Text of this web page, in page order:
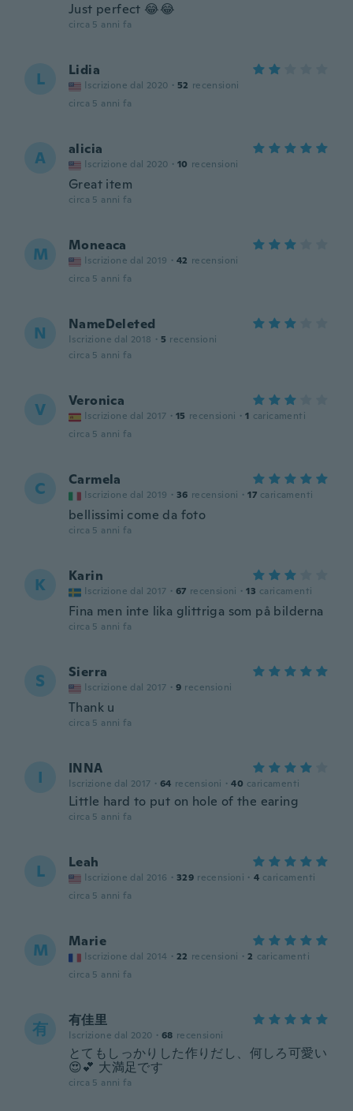
Just perfect 😂😂
circa 5 anni fa
L Lidia
Iscrizione dal 2020 · 52 recensioni
circa 5 anni fa
A alicia
Iscrizione dal 2020 · 10 recensioni
Great item
circa 5 anni fa
M Moneaca
Iscrizione dal 2019 · 42 recensioni
circa 5 anni fa
N NameDeleted
Iscrizione dal 2018 · 5 recensioni
circa 5 anni fa
V Veronica
Iscrizione dal 2017 · 15 recensioni · 1 caricamenti
circa 5 anni fa
C Carmela
Iscrizione dal 2019 · 36 recensioni · 17 caricamenti
bellissimi come da foto
circa 5 anni fa
K Karin
Iscrizione dal 2017 · 67 recensioni · 13 caricamenti
Fina men inte lika glittriga som på bilderna
circa 5 anni fa
S Sierra
Iscrizione dal 2017 · 9 recensioni
Thank u
circa 5 anni fa
I INNA
Iscrizione dal 2017 · 64 recensioni · 40 caricamenti
Little hard to put on hole of the earing
circa 5 anni fa
L Leah
Iscrizione dal 2016 · 329 recensioni · 4 caricamenti
circa 5 anni fa
M Marie
Iscrizione dal 2014 · 22 recensioni · 2 caricamenti
circa 5 anni fa
有 有佳里
Iscrizione dal 2020 · 68 recensioni
とてもしっかりした作りだし、何しろ可愛い
😍💕 大満足です
circa 5 anni fa